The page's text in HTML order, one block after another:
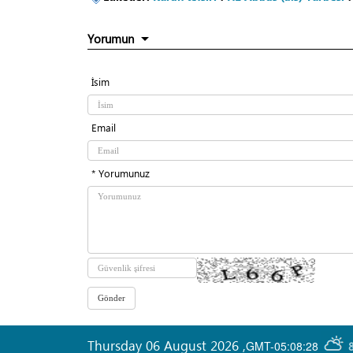
Yorumun
İsim
Email
* Yorumunuz
GMT-05:08:28
Thursday 06 August 2026 ,